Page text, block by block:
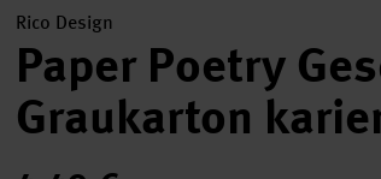
Rico Design
Paper Poetry
Graukarton